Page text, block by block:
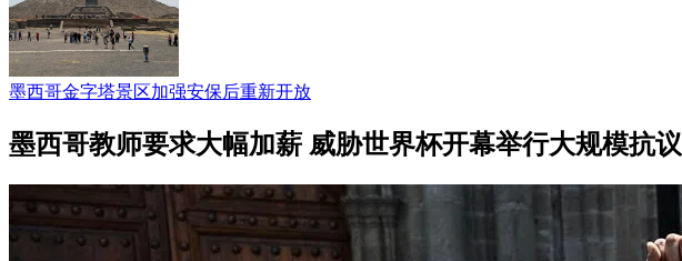
墨西哥金字塔景区加强安保后重新开放
墨西哥教师要求大幅加薪 威胁世界杯开幕举行大规模抗议